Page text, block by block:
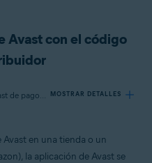
Avast con el código
Se aplica a Todas las aplicaciones de Avast de pago para particulares MOSTRAR DETALLES
en una tienda o un
la aplicación de Avast se